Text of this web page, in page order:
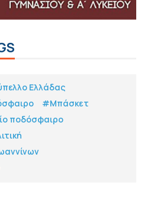
Ελλάδας
#Μπάσκετ
ποδόσφαιρο